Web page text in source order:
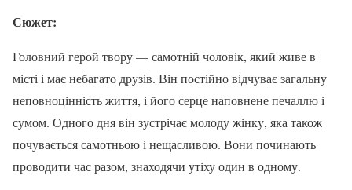
Сюжет:
Головний герой твору — самотній чоловік, який живе в
місті і має небагато друзів. Він постійно відчуває загальну
неповноцінність життя, і його серце наповнене печаллю і
сумом. Одного дня він зустрічає молоду жінку, яка також
почувається самотньою і нещасливою. Вони починають
проводити час разом, знаходячи утіху один в одному.